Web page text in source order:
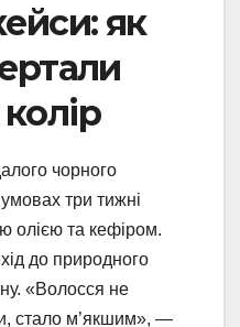
як
чорного
три тижні
олією та кефіром.
до природного
«Волосся не
стало м’якшим», —